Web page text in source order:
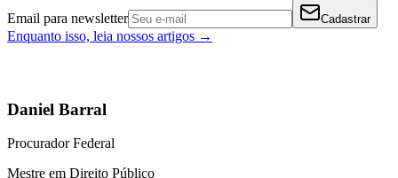
Email para newsletter Cadastrar
Enquanto isso, leia nossos artigos →
Daniel Barral
Procurador Federal
Mestre em Direito Público